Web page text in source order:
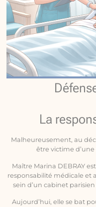
La
Malheureusement, au
être victime
Maître Marina DEBRAY
responsabilité médicale et
sein d’un cabinet
Aujourd’hui, elle se bat